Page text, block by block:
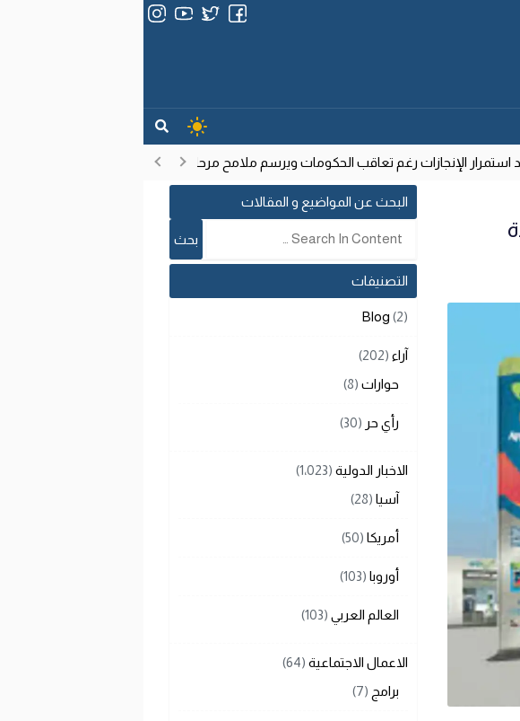
الإنجازات رغم تعاقب الحكومات ويرسم ملامح مرحلة تنموية جديدة
البحث عن المواضيع و المقالات
التصنيفات
Blog (2)
آراء (202)
حوارات (8)
رأي حر (30)
الاخبار الدولية (1٬023)
آسيا (28)
أمريكا (50)
أوروبا (103)
العالم العربي (103)
الاعمال الاجتماعية (64)
برامج (7)